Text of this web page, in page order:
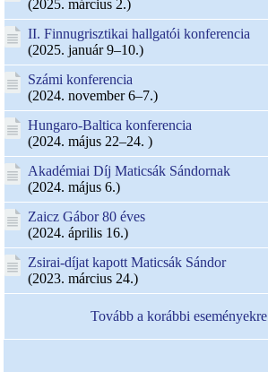
(2025. március 2.)
II. Finnugrisztikai hallgatói konferencia
(2025. január 9–10.)
Számi konferencia
(2024. november 6–7.)
Hungaro-Baltica konferencia
(2024. május 22–24. )
Akadémiai Díj Maticsák Sándornak
(2024. május 6.)
Zaicz Gábor 80 éves
(2024. április 16.)
Zsirai-díjat kapott Maticsák Sándor
(2023. március 24.)
Tovább a korábbi eseményekre